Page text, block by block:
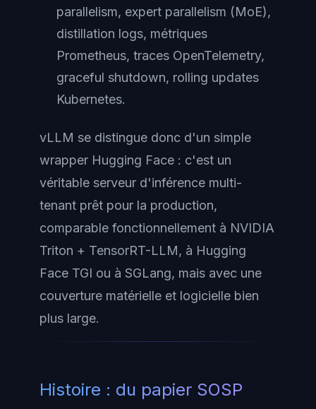
parallelism, expert parallelism (MoE),
distillation logs, métriques
Prometheus, traces OpenTelemetry,
graceful shutdown, rolling updates
Kubernetes.
vLLM se distingue donc d'un simple
wrapper Hugging Face : c'est un
véritable serveur d'inférence multi-
tenant prêt pour la production,
comparable fonctionnellement à NVIDIA
Triton + TensorRT-LLM, à Hugging
Face TGI ou à SGLang, mais avec une
couverture matérielle et logicielle bien
plus large.
Histoire : du papier SOSP